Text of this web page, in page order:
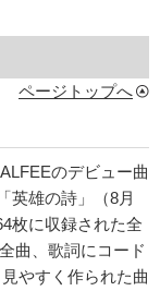
ページトップへ
のデビュー曲
英雄の詩」（8月
枚に収録された全
曲、歌詞にコード
やすく作られた曲